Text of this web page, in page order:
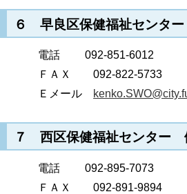
６ 早良区保健福祉センタ
電話 092-851-6012
ＦＡＸ 092-822-5733
Ｅメール
７ 西区保健福祉センター
電話 092-895-7073
ＦＡＸ 092-891-9894